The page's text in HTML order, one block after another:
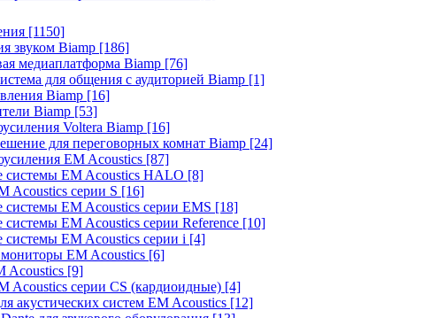
[1150]
звуком Biamp [186]
медиаплатформа Biamp [76]
для общения с аудиторией Biamp [1]
Biamp [16]
Biamp [53]
Voltera Biamp [16]
для переговорных комнат Biamp [24]
EM Acoustics [87]
системы EM Acoustics HALO [8]
Acoustics серии S [16]
системы EM Acoustics серии EMS [18]
системы EM Acoustics серии Reference [10]
системы EM Acoustics серии i [4]
EM Acoustics [6]
Acoustics [9]
Acoustics серии CS (кардиоидные) [4]
акустических систем EM Acoustics [12]